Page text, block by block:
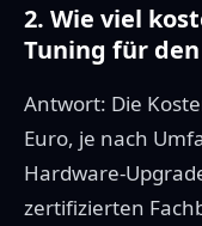
2. Wie viel
Tuning für den
Antwort: Die
Euro, je nach
Hardware-
zertifizierten